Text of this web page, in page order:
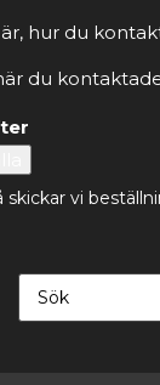
hur du
du
skickar vi